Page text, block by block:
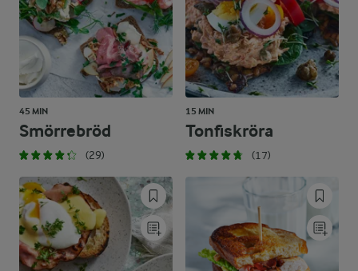
45 MIN
Smörrebröd
(29)
15 MIN
Tonfiskröra
(17)